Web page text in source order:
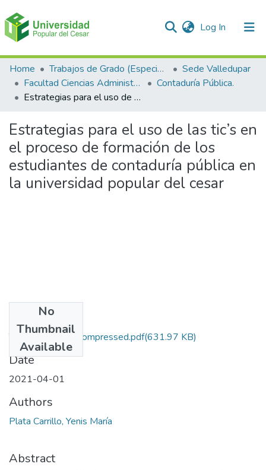
Log In (current)
Communities & Collections
All of DSpace
Home Trabajos de Grado (Especializaciones y Pregrados)
Sede Valledupar
Facultad Ciencias Administrativas Contables y Económicas – Face
Contaduría Pública.
Estrategias para el uso de las tic’s en el proceso de formación de los estudiantes de contaduría pública en la universidad popular del cesar
Estrategias para el uso de las tic’s en
el proceso de formación de los
estudiantes de contaduría pública en
la universidad popular del cesar
No
Thumbnail
Available
TG-CP 2021-6_compressed.pdf(631.97 KB)
Date
2021-04-01
Authors
Plata Carrillo, Yenis María
Abstract